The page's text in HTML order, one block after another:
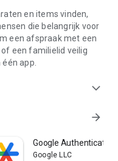
en items vinden,
die belangrijk voor
een afspraak met een
een familielid veilig
app.
expand_more
arrow_forward
Google Authenticator
Google LLC